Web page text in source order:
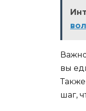
вы
шаг,